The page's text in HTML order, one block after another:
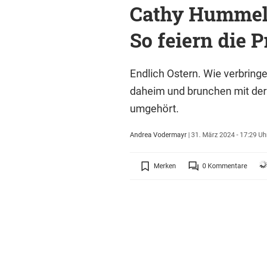
Cathy
So feiern die
Endlich Ostern. Wie
daheim und brunchen mit
umgehört.
Andrea Vodermayr|31. März 2024 - 17:29
Merken 0 Kommentare